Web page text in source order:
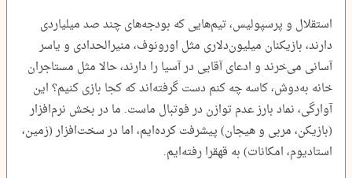
استقلال و پرسپولیس، تیم‌هایی که بودجه‌های چند صد میلیاردی
دارند، بازیکنان میلیون‌دلاری مثل اورونوف، منیرالحدادی و یاسر
آسانی می‌خرند و ادعای آقایی در آسیا را دارند، حالا مثل مستاجران
خانه به‌دوش، کاسه چه کنم دست گرفته‌اند که کجا بازی کنیم؟ این
آوارگی، نماد بارز عدم توازن در فوتبال ماست. ما در بخش نرم‌افزار
(بازیکن، مربی و هیجان) پیشرفت کرده‌ایم، اما در سخت‌افزار (زمین،
استادیوم، امکانات) به قهقرا رفته‌ایم.